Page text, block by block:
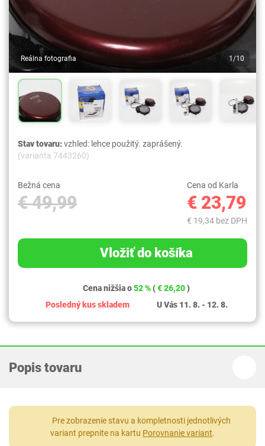
Reálna fotografia 1/10
Stav tovaru:vzhled: lehce použitý. zaprášený.
(varianta 7443260)
Bežná cena
€ 49,99
Cena od Karla
€ 23,79
€ 19,34 bez DPH
Vložiť do košíka
Cena nižšia o52 % (€ 26,20)
Posledný kus skladem
U Vás 11. 8. - 12. 8.
Popis tovaru
Pre zobrazenie stavu a kompletnosti jednotlivých
variant prepnite na kartu Porovnanie variant.